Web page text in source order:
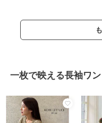
一枚で映える長袖ワ